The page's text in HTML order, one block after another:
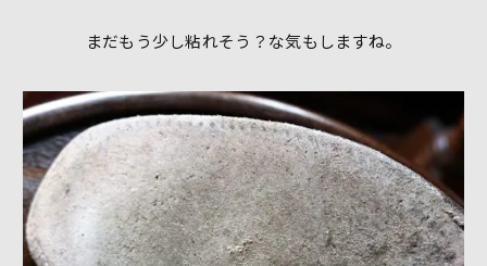
まだもう少し粘れそう？な気もしますね。